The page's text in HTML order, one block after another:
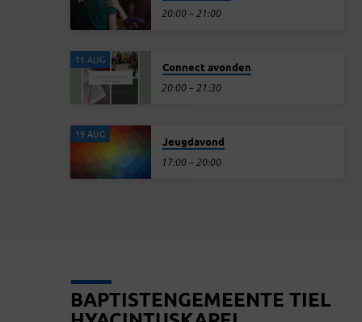
20:00 – 21:00
11 AUG
Connect avonden
20:00 – 21:30
19 AUG
Jeugdavond
17:00 – 20:00
BAPTISTENGEMEENTE TIEL